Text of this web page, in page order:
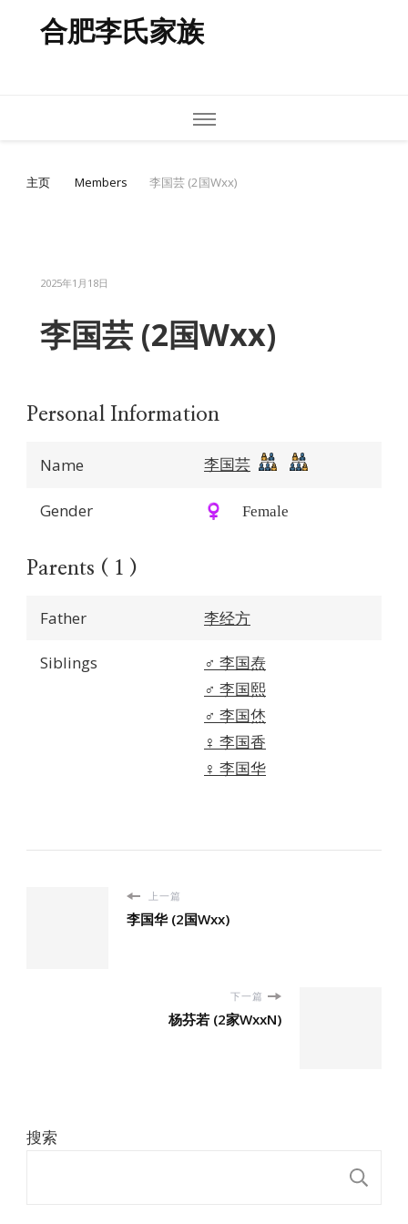
合肥李氏家族
主页 Members 李国芸 (2国Wxx)
2025年1月18日
李国芸 (2国Wxx)
Personal Information
Name 李国芸
Gender ♀️ Female
Parents ( 1 )
Father 李经方
Siblings ♂️ 李国焘
♂️ 李国熙
♂️ 李国烋
♀️ 李国香
♀️ 李国华
上一篇
李国华 (2国Wxx)
下一篇
杨芬若 (2家WxxN)
搜索